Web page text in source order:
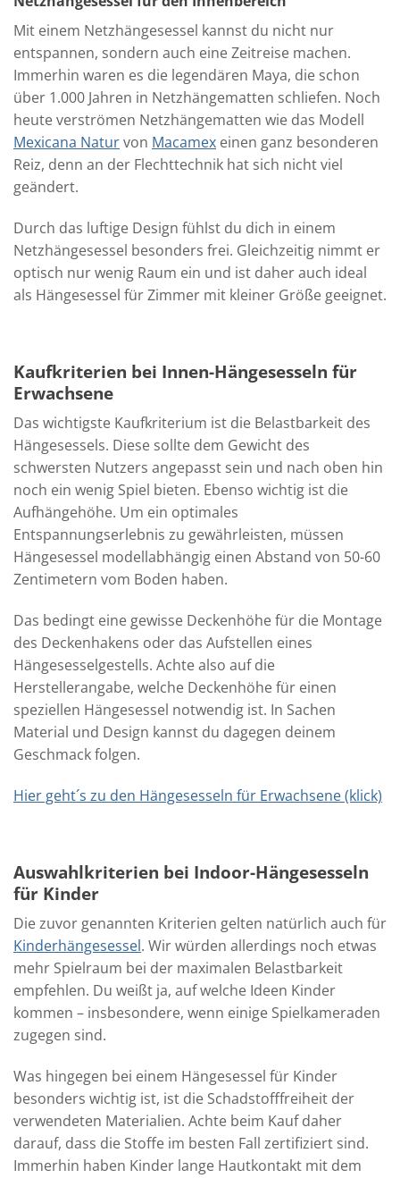
Mit einem Netzhängesessel kannst du nicht nur
entspannen, sondern auch eine Zeitreise machen.
Immerhin waren es die legendären Maya, die schon
über 1.000 Jahren in Netzhängematten schliefen. Noch
heute verströmen Netzhängematten wie das Modell
Mexicana Naturvon Macamex einen ganz besonderen
Reiz, denn an der Flechttechnik hat sich nicht viel
geändert.
Durch das luftige Design fühlst du dich in einem
Netzhängesessel besonders frei. Gleichzeitig nimmt er
optisch nur wenig Raum ein und ist daher auch ideal
als Hängesessel für Zimmer mit kleiner Größe geeignet.
Kaufkriterien bei Innen-Hängesesseln für
Erwachsene
Das wichtigste Kaufkriterium ist die Belastbarkeit des
Hängesessels. Diese sollte dem Gewicht des
schwersten Nutzers angepasst sein und nach oben hin
noch ein wenig Spiel bieten. Ebenso wichtig ist die
Aufhängehöhe. Um ein optimales
Entspannungserlebnis zu gewährleisten, müssen
Hängesessel modellabhängig einen Abstand von 50-60
Zentimetern vom Boden haben.
Das bedingt eine gewisse Deckenhöhe für die Montage
des Deckenhakens oder das Aufstellen eines
Hängesesselgestells. Achte also auf die
Herstellerangabe, welche Deckenhöhe für einen
speziellen Hängesessel notwendig ist. In Sachen
Material und Design kannst du dagegen deinem
Geschmack folgen.
Hier geht´s zu den Hängesesseln für Erwachsene (klick)
Auswahlkriterien bei Indoor-Hängesesseln
für Kinder
Die zuvor genannten Kriterien gelten natürlich auch für
Kinderhängesessel. Wir würden allerdings noch etwas
mehr Spielraum bei der maximalen Belastbarkeit
empfehlen. Du weißt ja, auf welche Ideen Kinder
kommen – insbesondere, wenn einige Spielkameraden
zugegen sind.
Was hingegen bei einem Hängesessel für Kinder
besonders wichtig ist, ist die Schadstofffreiheit der
verwendeten Materialien. Achte beim Kauf daher
darauf, dass die Stoffe im besten Fall zertifiziert sind.
Immerhin haben Kinder lange Hautkontakt mit dem